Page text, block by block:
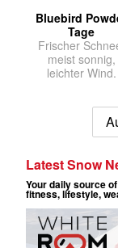
Bluebird
Tage
Frischer
meist sonnig,
leichter Wind.